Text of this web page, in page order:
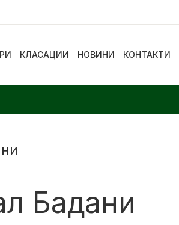
КЛАСАЦИИ НОВИНИ КОНТАКТИ
Бадани